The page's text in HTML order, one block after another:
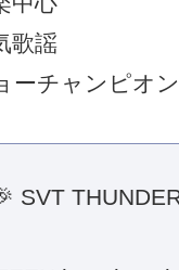
歌謡
ーチャンピオン
SVT